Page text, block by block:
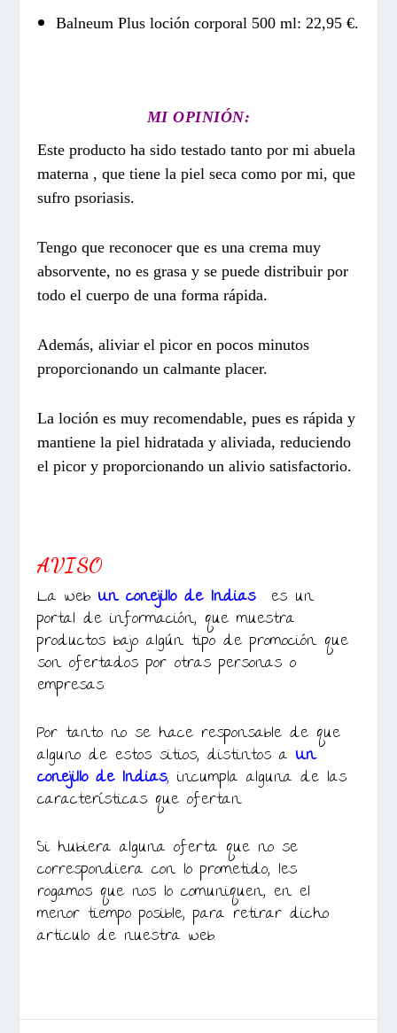
Balneum Plus loción corporal 500 ml: 22,95 €.
MI OPINIÓN:
Este producto ha sido testado tanto por mi abuela
materna , que tiene la piel seca como por mi, que
sufro psoriasis.
Tengo que reconocer que es una crema muy
absorvente, no es grasa y se puede distribuir por
todo el cuerpo de una forma rápida.
Además, aliviar el picor en pocos minutos
proporcionando un calmante placer.
La loción es muy recomendable, pues es rápida y
mantiene la piel hidratada y aliviada, reduciendo
el picor y proporcionando un alivio satisfactorio.
AVISO
La webUn conejillo de Indias es un
portal de información, que muestra
productos bajo algún tipo de promoción que
son ofertados por otras personas o
empresas.
Por tanto no se hace responsable de que
alguno de estos sitios, distintos aUn
conejillo de Indias, incumpla alguna de las
características que ofertan.
Si hubiera alguna oferta que no se
correspondiera con lo prometido, les
rogamos que nos lo comuniquen, en el
menor tiempo posible, para retirar dicho
articulo de nuestra web.